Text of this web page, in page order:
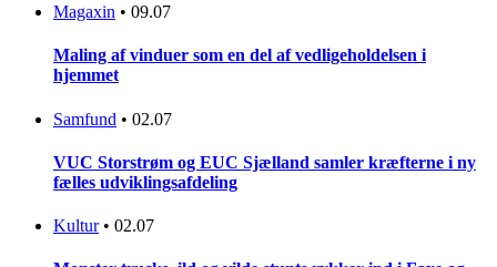
Magaxin • 09.07
Maling af vinduer som en del af vedligeholdelsen i
hjemmet
Samfund • 02.07
VUC Storstrøm og EUC Sjælland samler kræfterne i ny
fælles udviklingsafdeling
Kultur • 02.07